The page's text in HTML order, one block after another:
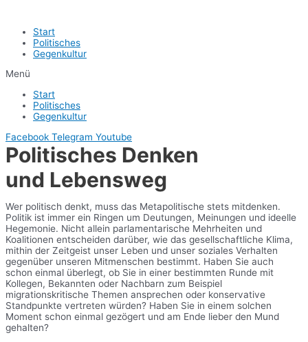
Start
Politisches
Gegenkultur
Menü
Start
Politisches
Gegenkultur
Facebook Telegram Youtube
Politisches Denken
und Lebensweg
Wer politisch denkt, muss das Metapolitische stets mitdenken.
Politik ist immer ein Ringen um Deutungen, Meinungen und ideelle
Hegemonie. Nicht allein parlamentarische Mehrheiten und
Koalitionen entscheiden darüber, wie das gesellschaftliche Klima,
mithin der Zeitgeist unser Leben und unser soziales Verhalten
gegenüber unseren Mitmenschen bestimmt. Haben Sie auch
schon einmal überlegt, ob Sie in einer bestimmten Runde mit
Kollegen, Bekannten oder Nachbarn zum Beispiel
migrationskritische Themen ansprechen oder konservative
Standpunkte vertreten würden? Haben Sie in einem solchen
Moment schon einmal gezögert und am Ende lieber den Mund
gehalten?